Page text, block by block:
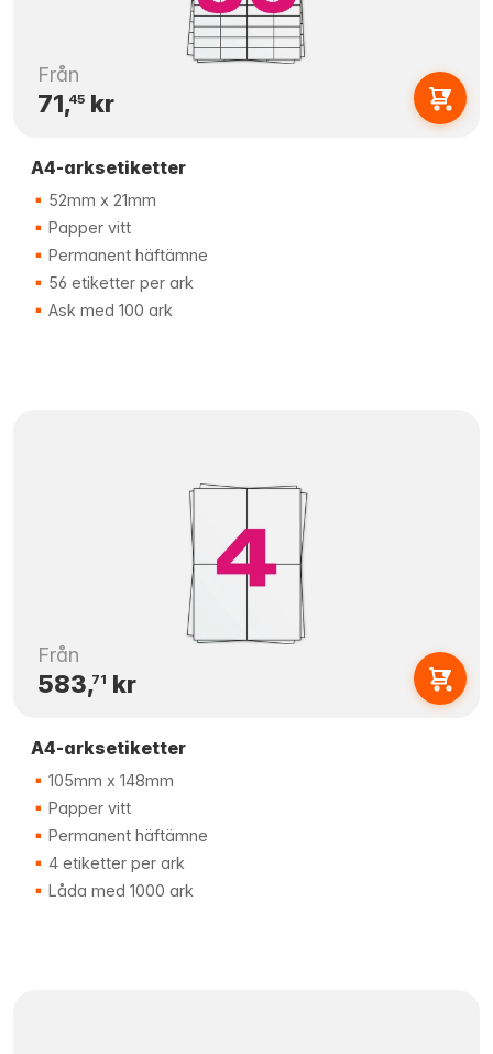
Från
71,45kr
A4-arksetiketter
52mm x 21mm
Papper vitt
Permanent häftämne
56 etiketter per ark
Ask med 100 ark
Från
583,71 kr
A4-arksetiketter
105mm x 148mm
Papper vitt
Permanent häftämne
4 etiketter per ark
Låda med 1000 ark